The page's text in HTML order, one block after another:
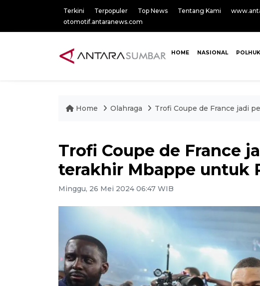
Terkini Terpopuler Top News Tentang Kami
otomotif.antaranews.com
HOME NASIONAL
Home Olahraga Trofi Coupe de France jadi
Trofi Coupe de France
terakhir Mbappe untuk
Minggu, 26 Mei 2024 06:47 WIB